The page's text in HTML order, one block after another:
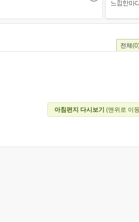
전체
아침편지 다시보기 (맨위로 이